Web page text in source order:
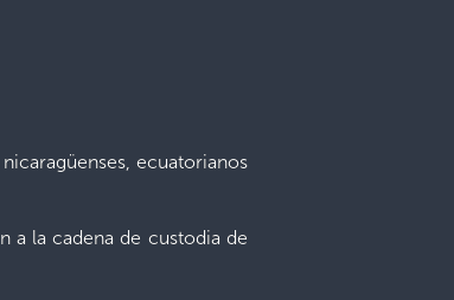
ecuatorianos
a la cadena de custodia de